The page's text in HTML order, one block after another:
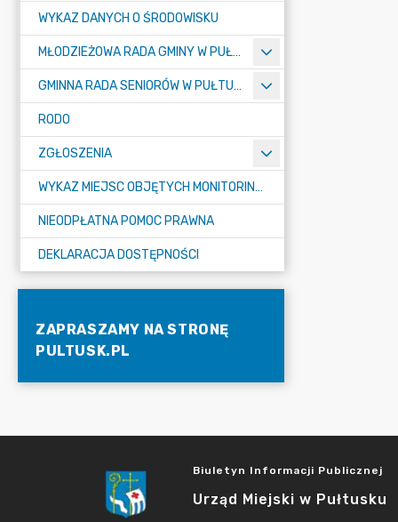
WYKAZ DANYCH O ŚRODOWISKU
MŁODZIEŻOWA RADA GMINY W PUŁTUSKU
GMINNA RADA SENIORÓW W PUŁTUSKU
RODO
ZGŁOSZENIA
WYKAZ MIEJSC OBJĘTYCH MONITORINGIEM
NIEODPŁATNA POMOC PRAWNA
DEKLARACJA DOSTĘPNOŚCI
ZAPRASZAMY NA STRONĘ
PULTUSK.PL
Biuletyn Informacji Publicznej
Urząd Miejski w Pułtusku